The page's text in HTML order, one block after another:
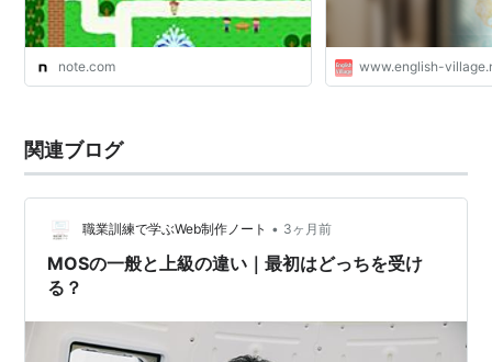
note.com www.english-
関連ブログ
職業訓練で学ぶWeb制作ノート • 3ヶ月前
MOSの一般と上級の違い｜最初はどっちを受け
る？